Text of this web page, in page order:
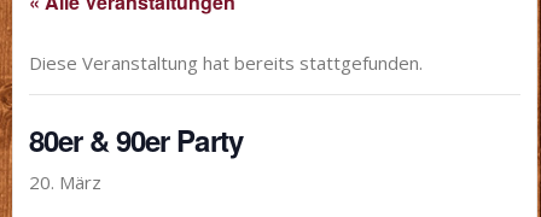
Diese Veranstaltung hat bereits stattgefunden.
80er & 90er Party
20. März